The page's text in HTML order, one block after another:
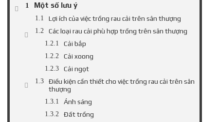
Một số lưu ý
Lợi ích của việc trồng rau cải trên sân thượng
Các loại rau cải phù hợp trồng trên sân thượng
Cải bắp
Cải xoong
Cải ngọt
Điều kiện cần thiết cho việc trồng rau cải trên sân
thượng
Ánh sáng
Đất trồng